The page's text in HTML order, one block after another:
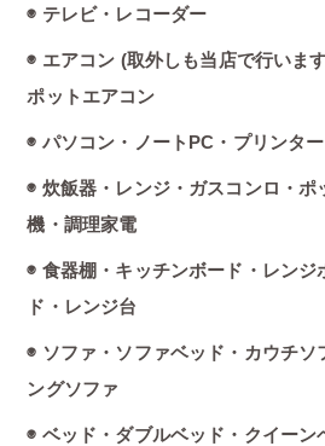
◉ テレビ・レコーダー
◉ エアコン (取外しも当店で行いま
ポットエアコン
◉ パソコン・ノートPC・プリンター
◉ 炊飯器・レンジ・ガスコンロ・ポ
機・調理家電
◉ 食器棚・キッチンボード・レンジ
ド・レンジ台
◉ ソファ・ソファベッド・カウチソ
ングソファ
◉ ベッド・ダブルベッド・クイーン